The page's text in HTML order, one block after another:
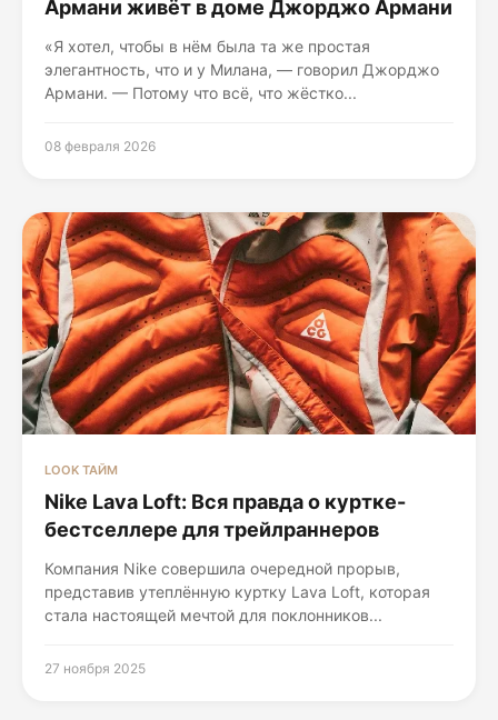
Армани живёт в доме Джорджо Армани
«Я хотел, чтобы в нём была та же простая
элегантность, что и у Милана, — говорил Джорджо
Армани. — Потому что всё, что жёстко...
08 февраля 2026
LOOK ТАЙМ
Nike Lava Loft: Вся правда о куртке-
бестселлере для трейлраннеров
Компания Nike совершила очередной прорыв,
представив утеплённую куртку Lava Loft, которая
стала настоящей мечтой для поклонников...
27 ноября 2025